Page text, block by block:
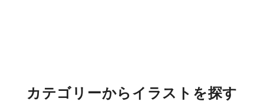
カテゴリーからイラストを探す